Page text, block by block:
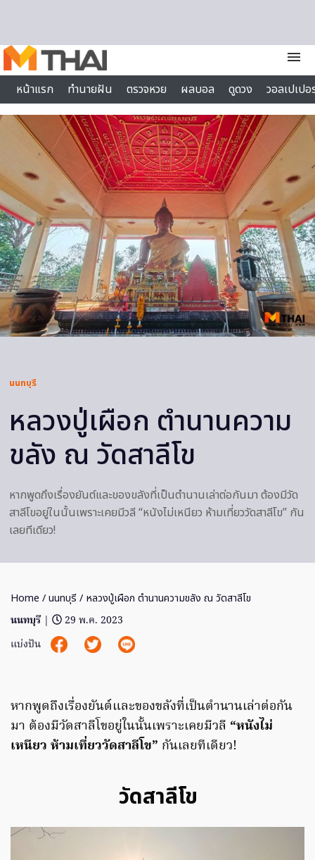
menu
หน้าแรก
ทำนายฝัน ตรวจหวย ผลบอล ดูดวง
วอลเปเป
ไลฟ์สไตล์
นนทบุรี
หลวงปู่เผือก ตำนานความ
ขลัง ณ วัดสาลีโข
หากพูดถึงเรื่องยันต์และของขลังที่เป็นตำนานเล่าต่อกันมา ต้องมีวัด
สาลีโขอยู่ในนั้นเพราะเคยมีวลี “หนังไม่เหนียว ห้ามเที่ยววัดสาลีโข” กัน
เลยทีเดียว!
Home /นนทบุรี / หลวงปู่เผือก ตำนานความขลัง ณ วัดสาลีโข
นนทบุรี |
29 พ.ค. 2023
แบ่งปัน
หากพูดถึงเรื่องยันต์และของขลังที่เป็นตำนานเล่าต่อกัน
มา ต้องมีวัดสาลีโขอยู่ในนั้นเพราะเคยมีวลี “หนังไม่
เหนียว ห้ามเที่ยววัดสาลีโข” กันเลยทีเดียว!
วัดสาลีโข